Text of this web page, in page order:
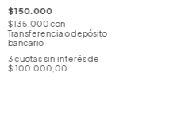
$150.000
$135.000con
Transferencia o depósito
bancario
3cuotas sin interés de
$ 100.000,00